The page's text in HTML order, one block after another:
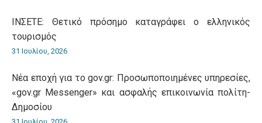
ΙΝΣΕΤΕ: Θετικό πρόσημο καταγράφει ο ελληνικός
τουρισμός
31 Ιουλίου, 2026
Νέα εποχή για το gov.gr: Προσωποποιημένες υπηρεσίες,
«gov.gr Messenger» και ασφαλής επικοινωνία πολίτη-
Δημοσίου